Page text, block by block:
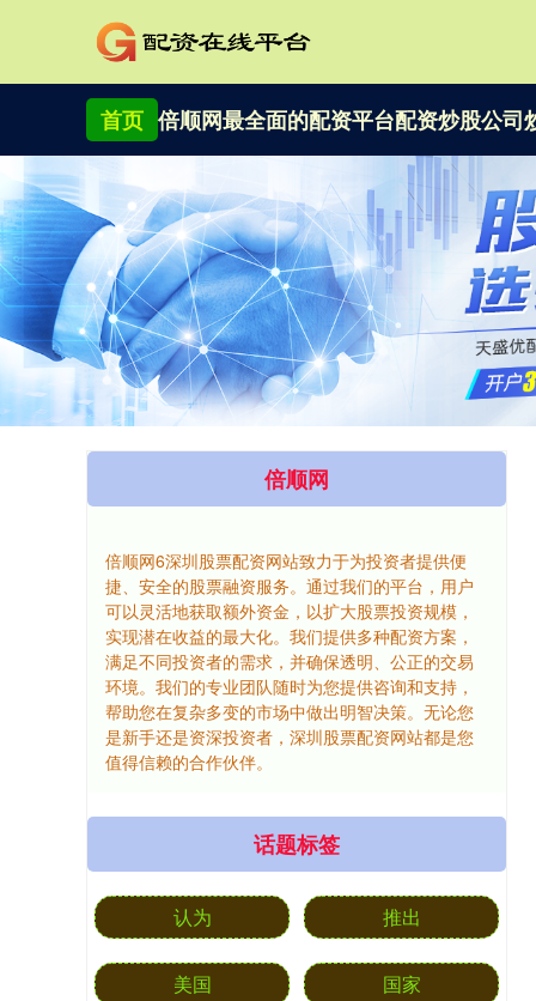
首页 倍顺网最全面的配资平台配资炒股公司
倍顺网
倍顺网6深圳股票配资网站致力于为投资者提供便
捷、安全的股票融资服务。通过我们的平台，用户
可以灵活地获取额外资金，以扩大股票投资规模，
实现潜在收益的最大化。我们提供多种配资方案，
满足不同投资者的需求，并确保透明、公正的交易
环境。我们的专业团队随时为您提供咨询和支持，
帮助您在复杂多变的市场中做出明智决策。无论您
是新手还是资深投资者，深圳股票配资网站都是您
值得信赖的合作伙伴。
话题标签
认为 推出
美国 国家